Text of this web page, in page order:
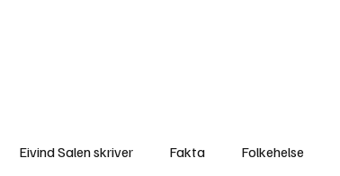
Eivind Salen skriver Fakta Folkehelse